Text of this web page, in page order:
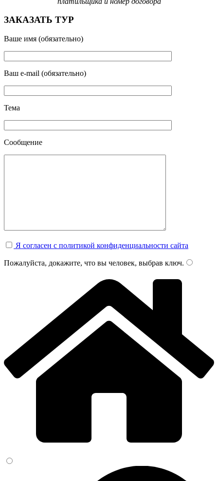
ЗАКАЗАТЬ ТУР
Ваше имя (обязательно)
Ваш e-mail (обязательно)
Тема
Сообщение
Я согласен с политикой конфиденциальности сайта
Пожалуйста, докажите, что вы человек, выбрав ключ.